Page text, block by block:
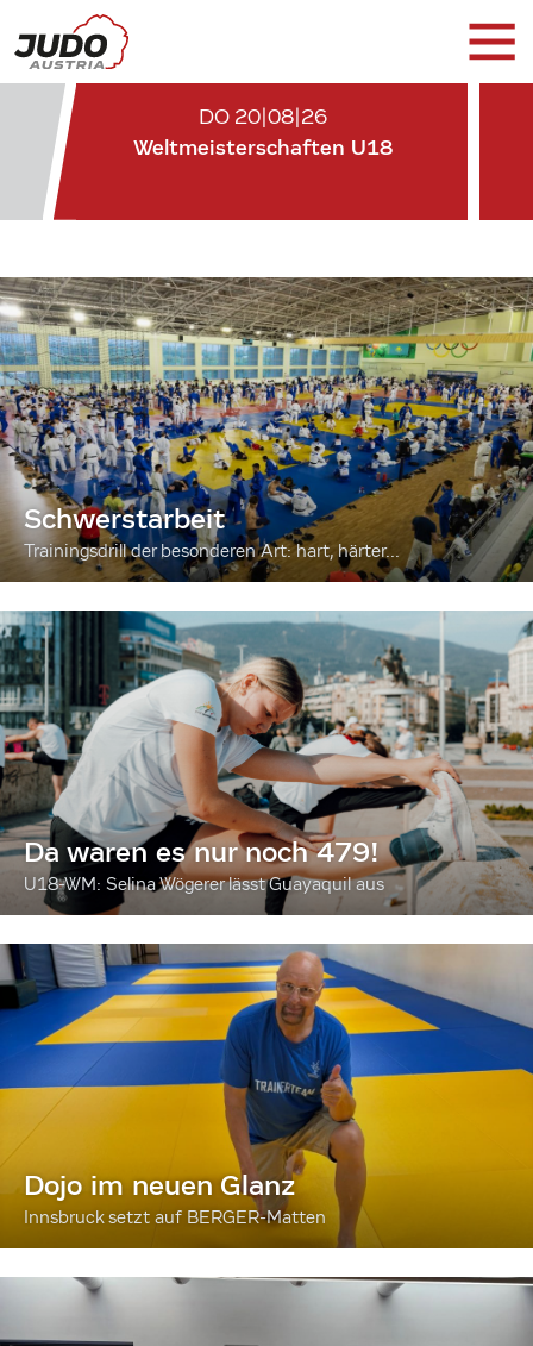
DO 20|08|26
Weltmeisterschaften U18
Schwerstarbeit
Trainingsdrill der besonderen Art: hart, härter...
Da waren es nur noch 479!
U18-WM: Selina Wögerer lässt Guayaquil aus
Dojo im neuen Glanz
Innsbruck setzt auf BERGER-Matten